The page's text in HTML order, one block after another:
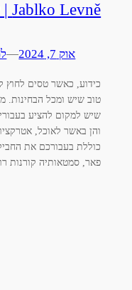
Jablko Levně | לקנות אייפון בפראג בזול
אוק 7, 2024 —
כידוע, כאשר טסים לחוץ
טוב שיש ומכל הבחינות.
שיש למקום להציע
והן באשר לאוכל,
כוללת בעבורכם את
פאר, סמטאותיה קורנות